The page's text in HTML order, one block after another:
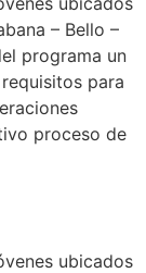
– Bello –
programa un
para
proceso de
ubicados